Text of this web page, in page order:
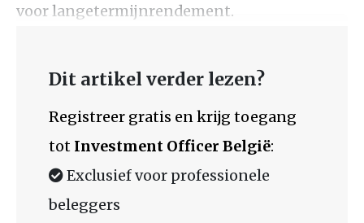
voor langetermijnrendement.
Dit artikel verder lezen?
Registreer gratis en krijg toegang
tot Investment Officer België:
Exclusief voor professionele
beleggers